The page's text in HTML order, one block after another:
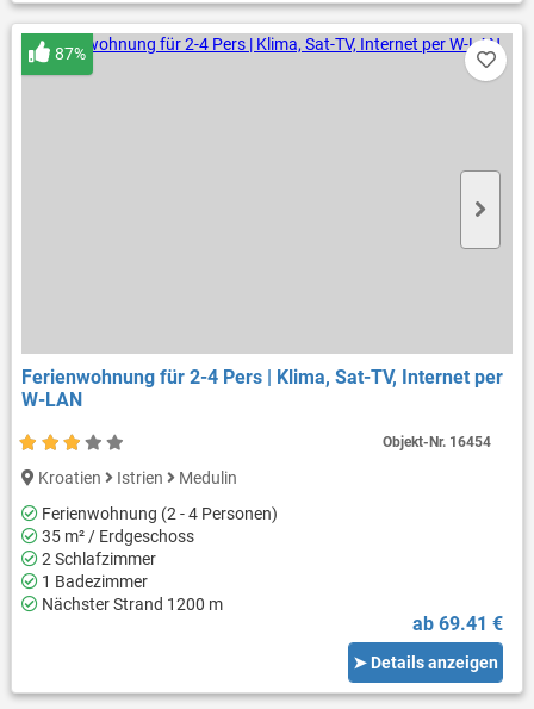
Ferienwohnung für 2-4 Pers | Klima, Sat-TV, Internet per
W-LAN
87%
Kroatien Istrien
Medulin
Ferienwohnung (2 - 4 Personen)
35 m² / Erdgeschoss
2 Schlafzimmer
1 Badezimmer
Nächster Strand 1200 m
ab 69.41 €
➤ Details anzeigen
Objekt-Nr. 16454